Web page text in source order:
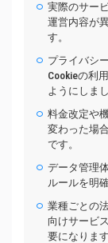
実際のサー
運営内容が
す。
プライバシ
Cookieの利
ようにしま
料金改定や
変わった場
です。
データ管理
ルールを明
業種ごとの
向けサービ
要になります